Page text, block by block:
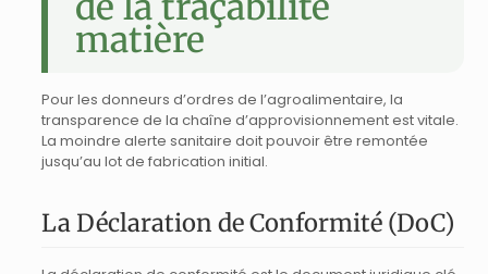
matière
Pour les donneurs d’ordres de l’agroalimentaire, la
transparence de la chaîne d’approvisionnement est vitale.
La moindre alerte sanitaire doit pouvoir être remontée
jusqu’au lot de fabrication initial.
La Déclaration de Conformité (DoC)